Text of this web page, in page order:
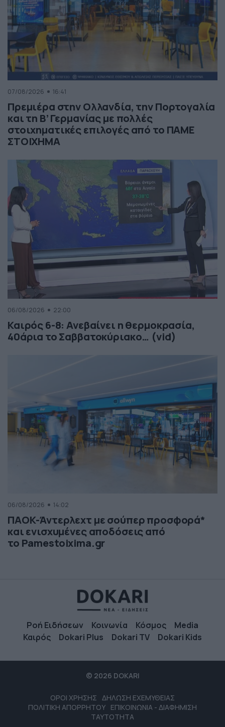
07/08/2026 16:41
Πρεμιέρα στην Ολλανδία, την Πορτογαλία
και τη Β’ Γερμανίας με πολλές
στοιχηματικές επιλογές από το ΠΑΜΕ
ΣΤΟΙΧΗΜΑ
06/08/2026 22:00
Καιρός 6-8: Ανεβαίνει η θερμοκρασία,
40άρια το Σαββατοκύριακο… (vid)
06/08/2026 14:02
ΠΑΟΚ-Άντερλεχτ με σούπερ προσφορά*
και ενισχυμένες αποδόσεις από
το Pamestoixima.gr
Ροή Ειδήσεων Κοινωνία Κόσμος
Media
Καιρός
Dokari Plus Dokari TV Dokari Kids
© 2026 DOKARI
ΟΡΟΙ ΧΡΗΣΗΣ ΔΗΛΩΣΗ ΕΧΕΜΥΘΕΙΑΣ
ΠΟΛΙΤΙΚΗ ΑΠΟΡΡΗΤΟΥ ΕΠΙΚΟΙΝΩΝΙΑ - ΔΙΑΦΗΜΙΣΗ
ΤΑΥΤΟΤΗΤΑ